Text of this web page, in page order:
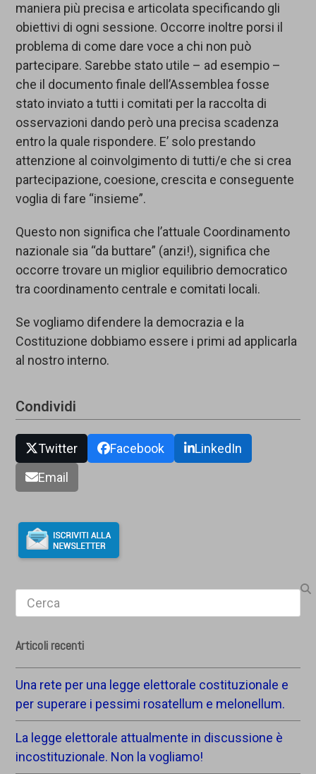
maniera più precisa e articolata specificando gli
obiettivi di ogni sessione. Occorre inoltre porsi il
problema di come dare voce a chi non può
partecipare. Sarebbe stato utile – ad esempio –
che il documento finale dell’Assemblea fosse
stato inviato a tutti i comitati per la raccolta di
osservazioni dando però una precisa scadenza
entro la quale rispondere. E’ solo prestando
attenzione al coinvolgimento di tutti/e che si crea
partecipazione, coesione, crescita e conseguente
voglia di fare “insieme”.
Questo non significa che l’attuale Coordinamento
nazionale sia “da buttare” (anzi!), significa che
occorre trovare un miglior equilibrio democratico
tra coordinamento centrale e comitati locali.
Se vogliamo difendere la democrazia e la
Costituzione dobbiamo essere i primi ad applicarla
al nostro interno.
Condividi
Twitter Facebook
LinkedIn
Email
Search
Articoli recenti
Una rete per una legge elettorale costituzionale e
per superare i pessimi rosatellum e melonellum.
La legge elettorale attualmente in discussione è
incostituzionale. Non la vogliamo!